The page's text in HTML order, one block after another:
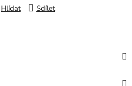
Hlídat Sdílet